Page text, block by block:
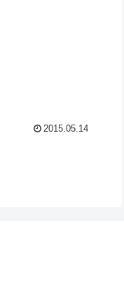
2015.05.14